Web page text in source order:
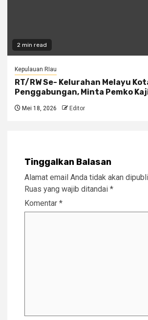
2 min read
Kepulauan RIau
RT/RW Se- Kelurahan Melayu
Penggabungan, Minta Pemko
Mei 18, 2026 Editor
Tinggalkan Balasan
Alamat email Anda tidak akan
Ruas yang wajib ditandai *
Komentar *